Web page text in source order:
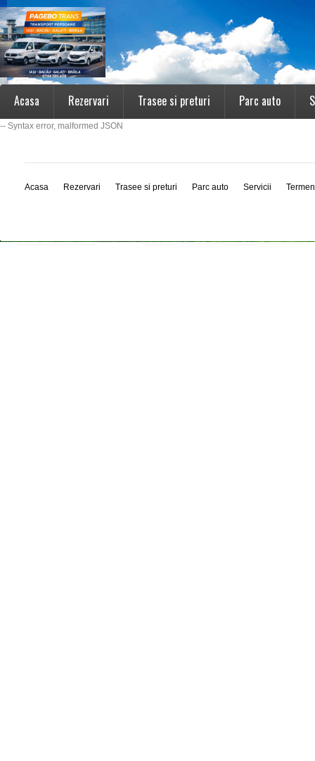
Acasa Rezervari Trasee si preturi Parc auto
-- Syntax error, malformed JSON
Acasa Rezervari Trasee si preturi Parc auto Servicii